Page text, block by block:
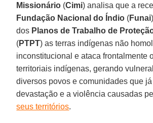
Missionário (Cimi) analisa que a
Fundação Nacional do Índio (Funai
dos Planos de Trabalho de
(PTPT) as terras indígenas não
inconstitucional e ataca frontalmente
territoriais indígenas, gerando
diversos povos e comunidades que
devastação e a violência causadas
seus territórios.